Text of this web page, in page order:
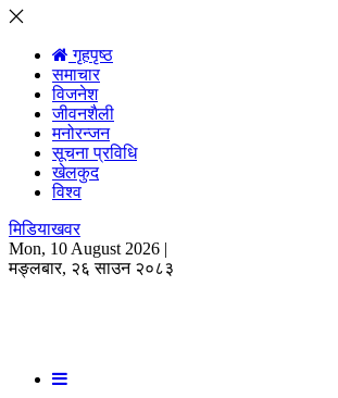
☰
openगृहपृष्ठ
समाचार
विजनेश
जीवनशैली
मनोरन्जन
सूचना प्रविधि
खेलकुद
विश्व
मिडियाखवर
Mon, 10 August 2026 |
मङ्लबार, २६ साउन २०८३